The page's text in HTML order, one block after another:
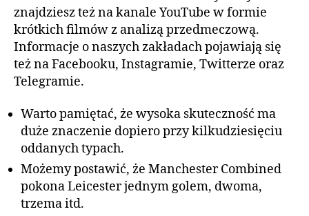
znajdziesz też na kanale YouTube w formie
krótkich filmów z analizą przedmeczową.
Informacje o naszych zakładach pojawiają się
też na Facebooku, Instagramie, Twitterze oraz
Telegramie.
Warto pamiętać, że wysoka skuteczność ma
duże znaczenie dopiero przy kilkudziesięciu
oddanych typach.
Możemy postawić, że Manchester Combined
pokona Leicester jednym golem, dwoma,
trzema itd.